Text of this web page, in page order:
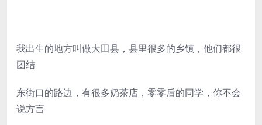
我出生的地方叫做大田县，县里很多的乡镇，他们都很
团结
东街口的路边，有很多奶茶店，零零后的同学，你不会
说方言